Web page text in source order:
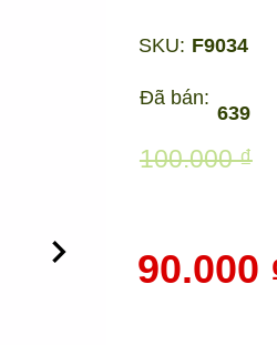
Đã bán:
639
90.000
100.000 ₫
SKU: F9034